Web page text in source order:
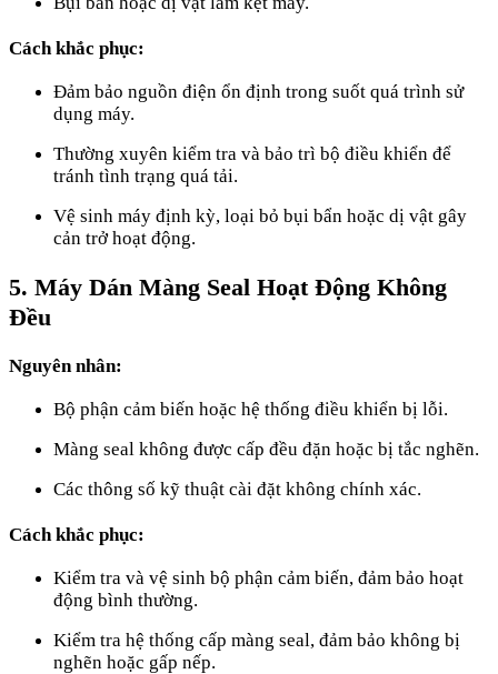
Cách khắc phục:
Đảm bảo nguồn điện ổn định trong suốt quá trình sử
dụng máy.
Thường xuyên kiểm tra và bảo trì bộ điều khiển để
tránh tình trạng quá tải.
Vệ sinh máy định kỳ, loại bỏ bụi bẩn hoặc dị vật gây
cản trở hoạt động.
5. Máy Dán Màng Seal Hoạt Động Không
Đều
Nguyên nhân:
Bộ phận cảm biến hoặc hệ thống điều khiển bị lỗi.
Màng seal không được cấp đều đặn hoặc bị tắc nghẽn.
Các thông số kỹ thuật cài đặt không chính xác.
Cách khắc phục:
Kiểm tra và vệ sinh bộ phận cảm biến, đảm bảo hoạt
động bình thường.
Kiểm tra hệ thống cấp màng seal, đảm bảo không bị
nghẽn hoặc gấp nếp.